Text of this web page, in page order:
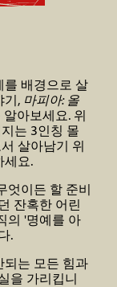
를 배경으로 살
기, 마피아: 올
아보세요. 위
는 3인칭 몰
살아남기 위
세요.
엇이든 할 준비
잔혹한 어린
의 '명예를 아
.
되는 모든 힘과
을 가리킵니